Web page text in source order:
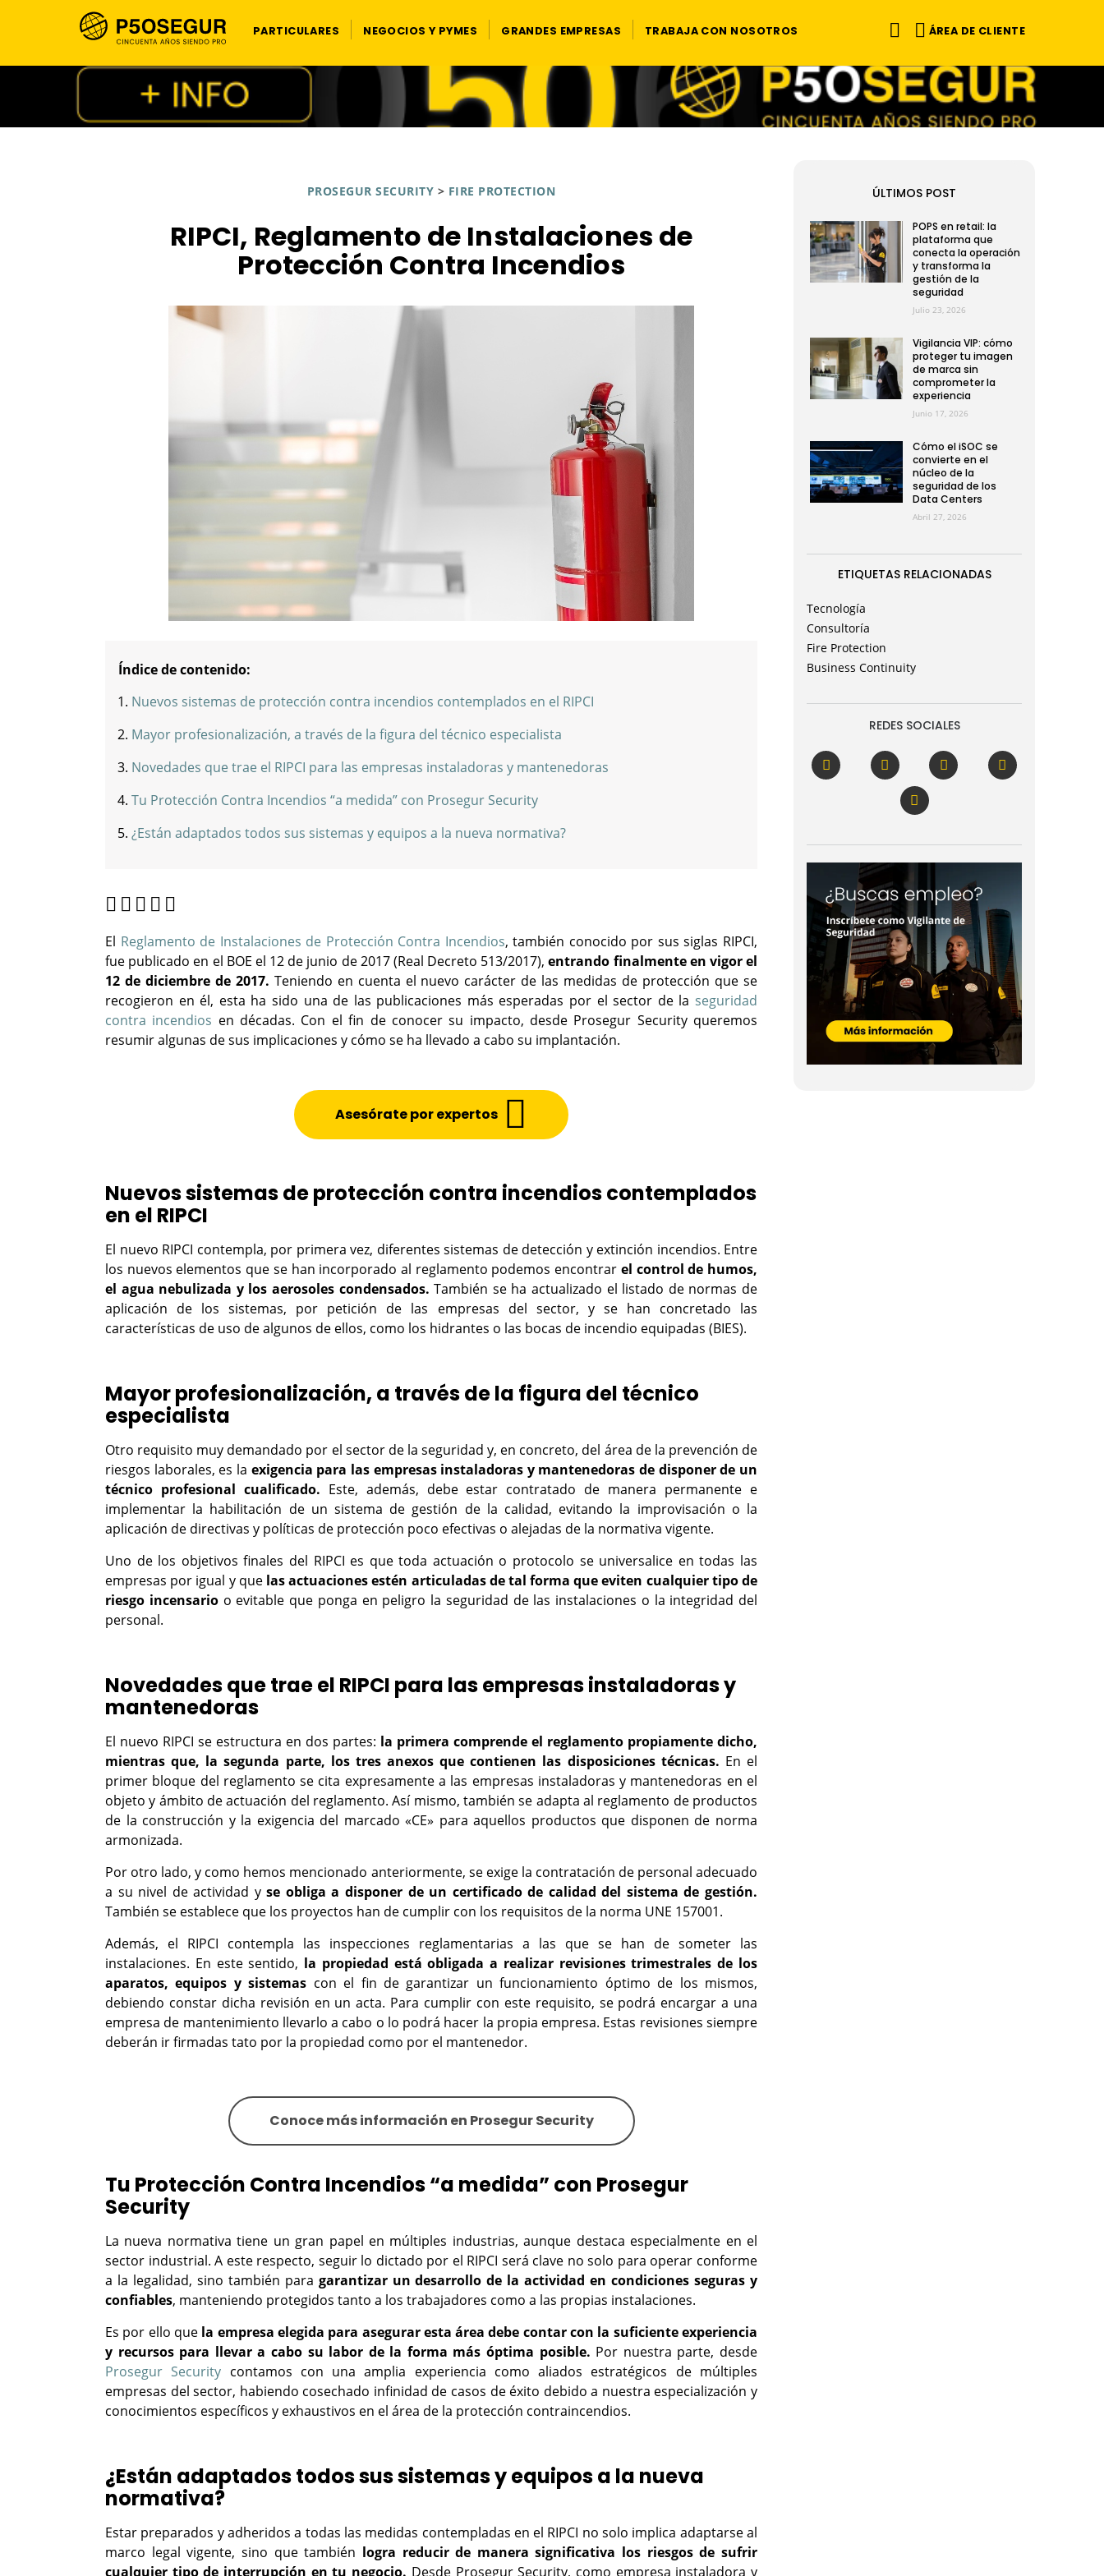
PARTICULARES NEGOCIOS Y PYMES GRANDES EMPRESAS TRABAJA CON NOSOTROS ÁREA DE CLIENTE
PROSEGUR SECURITY > FIRE PROTECTION
RIPCI, Reglamento de Instalaciones de
Protección Contra Incendios
Índice de contenido:
Nuevos sistemas de protección contra incendios contemplados en el RIPCI
Mayor profesionalización, a través de la figura del técnico especialista
Novedades que trae el RIPCI para las empresas instaladoras y mantenedoras
Tu Protección Contra Incendios “a medida” con Prosegur Security
¿Están adaptados todos sus sistemas y equipos a la nueva normativa?
El Reglamento de Instalaciones de Protección Contra Incendios, también conocido por sus siglas RIPCI,
fue publicado en el BOE el 12 de junio de 2017 (Real Decreto 513/2017),entrando finalmente en vigor el
12 de diciembre de 2017. Teniendo en cuenta el nuevo carácter de las medidas de protección que se
recogieron en él, esta ha sido una de las publicaciones más esperadas por el sector de la seguridad
contra incendios en décadas. Con el fin de conocer su impacto, desde Prosegur Security queremos
resumir algunas de sus implicaciones y cómo se ha llevado a cabo su implantación.
Asesórate por expertos
Nuevos sistemas de protección contra incendios contemplados
en el RIPCI
El nuevo RIPCI contempla, por primera vez, diferentes sistemas de detección y extinción incendios. Entre
los nuevos elementos que se han incorporado al reglamento podemos encontrar el control de humos,
el agua nebulizada y los aerosoles condensados. También se ha actualizado el listado de normas de
aplicación de los sistemas, por petición de las empresas del sector, y se han concretado las
características de uso de algunos de ellos, como los hidrantes o las bocas de incendio equipadas (BIES).
Mayor profesionalización, a través de la figura del técnico
especialista
Otro requisito muy demandado por el sector de la seguridad y, en concreto, del área de la prevención de
riesgos laborales, es la exigencia para las empresas instaladoras y mantenedoras de disponer de un
técnico profesional cualificado. Este, además, debe estar contratado de manera permanente e
implementar la habilitación de un sistema de gestión de la calidad, evitando la improvisación o la
aplicación de directivas y políticas de protección poco efectivas o alejadas de la normativa vigente.
Uno de los objetivos finales del RIPCI es que toda actuación o protocolo se universalice en todas las
empresas por igual y quelas actuaciones estén articuladas de tal forma que eviten cualquier tipo de
riesgo incensarioo evitable que ponga en peligro la seguridad de las instalaciones o la integridad del
personal.
Novedades que trae el RIPCI para las empresas instaladoras y
mantenedoras
El nuevo RIPCI se estructura en dos partes: la primera comprende el reglamento propiamente dicho,
mientras que, la segunda parte, los tres anexos que contienen las disposiciones técnicas. En el
primer bloque del reglamento se cita expresamente a las empresas instaladoras y mantenedoras en el
objeto y ámbito de actuación del reglamento. Así mismo, también se adapta al reglamento de productos
de la construcción y la exigencia del marcado «CE» para aquellos productos que disponen de norma
armonizada.
Por otro lado, y como hemos mencionado anteriormente, se exige la contratación de personal adecuado
a su nivel de actividad yse obliga a disponer de un certificado de calidad del sistema de gestión.
También se establece que los proyectos han de cumplir con los requisitos de la norma UNE 157001.
Además, el RIPCI contempla las inspecciones reglamentarias a las que se han de someter las
instalaciones. En este sentido, la propiedad está obligada a realizar revisiones trimestrales de los
aparatos, equipos y sistemas con el fin de garantizar un funcionamiento óptimo de los mismos,
debiendo constar dicha revisión en un acta. Para cumplir con este requisito, se podrá encargar a una
empresa de mantenimiento llevarlo a cabo o lo podrá hacer la propia empresa. Estas revisiones siempre
deberán ir firmadas tato por la propiedad como por el mantenedor.
Conoce más información en Prosegur Security
Tu Protección Contra Incendios “a medida” con Prosegur
Security
La nueva normativa tiene un gran papel en múltiples industrias, aunque destaca especialmente en el
sector industrial. A este respecto, seguir lo dictado por el RIPCI será clave no solo para operar conforme
a la legalidad, sino también para garantizar un desarrollo de la actividad en condiciones seguras y
confiables, manteniendo protegidos tanto a los trabajadores como a las propias instalaciones.
Es por ello que la empresa elegida para asegurar esta área debe contar con la suficiente experiencia
y recursos para llevar a cabo su labor de la forma más óptima posible. Por nuestra parte, desde
Prosegur Security contamos con una amplia experiencia como aliados estratégicos de múltiples
empresas del sector, habiendo cosechado infinidad de casos de éxito debido a nuestra especialización y
conocimientos específicos y exhaustivos en el área de la protección contraincendios.
¿Están adaptados todos sus sistemas y equipos a la nueva
normativa?
Estar preparados y adheridos a todas las medidas contempladas en el RIPCI no solo implica adaptarse al
marco legal vigente, sino que también logra reducir de manera significativa los riesgos de sufrir
cualquier tipo de interrupción en tu negocio. Desde Prosegur Security, como empresa instaladora y
ÚLTIMOS POST
POPS en retail: la
plataforma que
conecta la operación
y transforma la
gestión de la
seguridad
Julio 23, 2026
Vigilancia VIP: cómo
proteger tu imagen
de marca sin
comprometer la
experiencia
Junio 17, 2026
Cómo el iSOC se
convierte en el
núcleo de la
seguridad de los
Data Centers
Abril 27, 2026
ETIQUETAS RELACIONADAS
Tecnología
Consultoría
Fire Protection
Business Continuity
REDES SOCIALES